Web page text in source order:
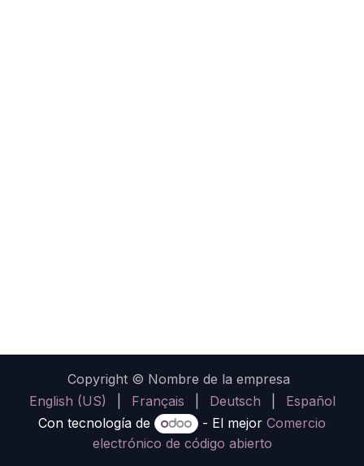
Copyright © Nombre de la empresa
English (US)
Français Deutsch
Español
Con tecnología de
- El mejorComercio
electrónico de código abierto